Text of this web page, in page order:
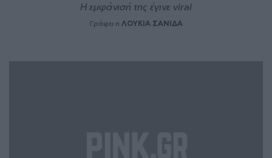
Η εμφάνισή της έγινε viral
Γράφει η ΛΟΥΚΙΑ ΣΑΝΙΔΑ